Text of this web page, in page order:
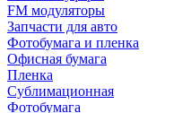
FM модуляторы
Запчасти для авто
Фотобумага и пленка
Офисная бумага
Пленка
Сублимационная
Фотобумага